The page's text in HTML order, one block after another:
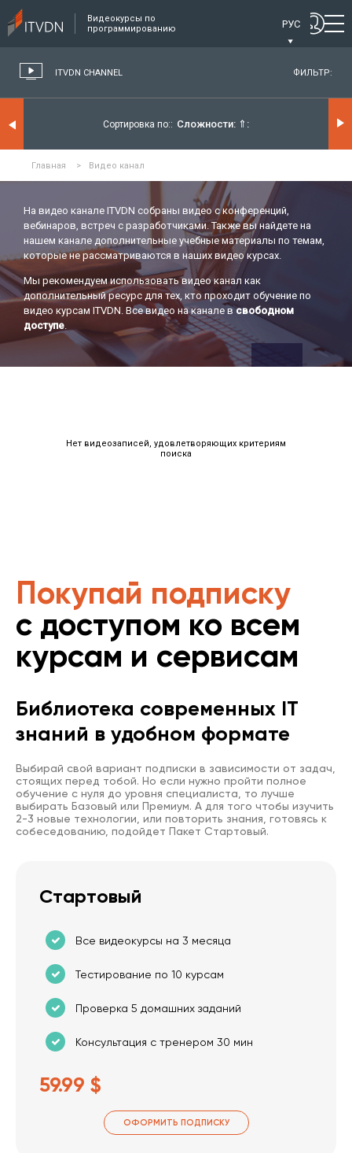
Видеокурсы по
программированию
РУС
ITVDN CHANNEL ФИЛЬТР:
Сортировка по: Сложности: ⇑
Главная > Видео канал
На видео канале ITVDN собраны видео с конференций,
вебинаров, встреч с разработчиками. Также вы найдете на
нашем канале дополнительные учебные материалы по темам,
которые не рассматриваются в наших видео курсах.
Мы рекомендуем использовать видео канал как
дополнительный ресурс для тех, кто проходит обучение по
видео курсам ITVDN. Все видео на канале всвободном
доступе.
Нет видеозаписей, удовлетворяющих критериям
поиска
Покупай подписку
с доступом ко всем
курсам и сервисам
Библиотека современных IT
знаний в удобном формате
Выбирай свой вариант подписки в зависимости от задач,
стоящих перед тобой. Но если нужно пройти полное
обучение с нуля до уровня специалиста, то лучше
выбирать Базовый или Премиум. А для того чтобы изучить
2-3 новые технологии, или повторить знания, готовясь к
собеседованию, подойдет Пакет Стартовый.
Стартовый
Все видеокурсы на 3 месяца
Тестирование по 10 курсам
Проверка 5 домашних заданий
Консультация с тренером 30 мин
59.99 $
ОФОРМИТЬ ПОДПИСКУ